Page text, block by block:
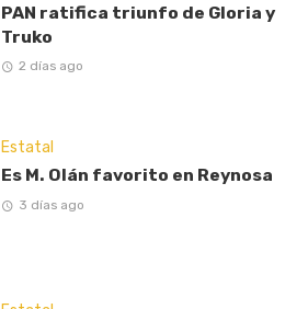
PAN ratifica triunfo de Gloria y
Truko
2 días ago
Estatal
Es M. Olán favorito en Reynosa
3 días ago